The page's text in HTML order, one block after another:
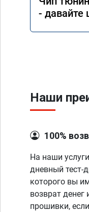
- давайте
Наши
100%
На наши
дневный тест-
которого вы
возврат денег
прошивки,